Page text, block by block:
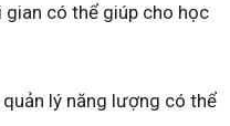
gian có thể giúp cho học
lý năng lượng có thể